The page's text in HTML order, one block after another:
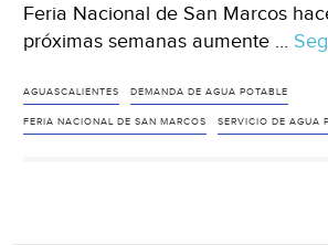
Feria Nacional de San Marcos
próximas semanas aumente …
AGUASCALIENTES DEMANDA DE AGUA POTABLE
FERIA NACIONAL DE SAN MARCOS SERVICIO DE AGUA